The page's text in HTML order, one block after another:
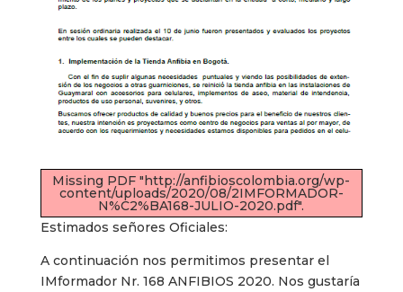
Missing PDF "http://anfibioscolombia.org/wp-
content/uploads/2020/08/2IMFORMADOR-
N%C2%BA168-JULIO-2020.pdf".
Estimados señores Oficiales:
A continuación nos permitimos presentar el
IMformador Nr. 168 ANFIBIOS 2020. Nos gustaría